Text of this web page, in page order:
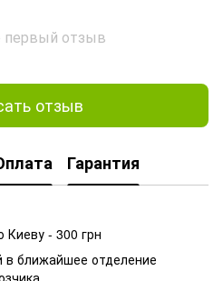
первый отзыв
отзыв
Гарантия
Киеву - 300 грн
в ближайшее отделение